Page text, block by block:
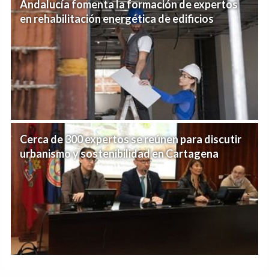
Andalucía fomenta la formación de expertos
en rehabilitación energética de edificios
Cerca de 300 expertos se reúnen para discutir
urbanismo y sostenibilidad en Cartagena